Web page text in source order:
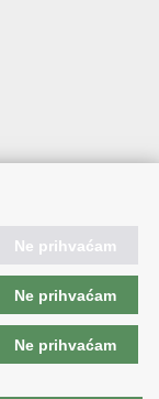
Ne prihvaćam
Ne prihvaćam
Ne prihvaćam